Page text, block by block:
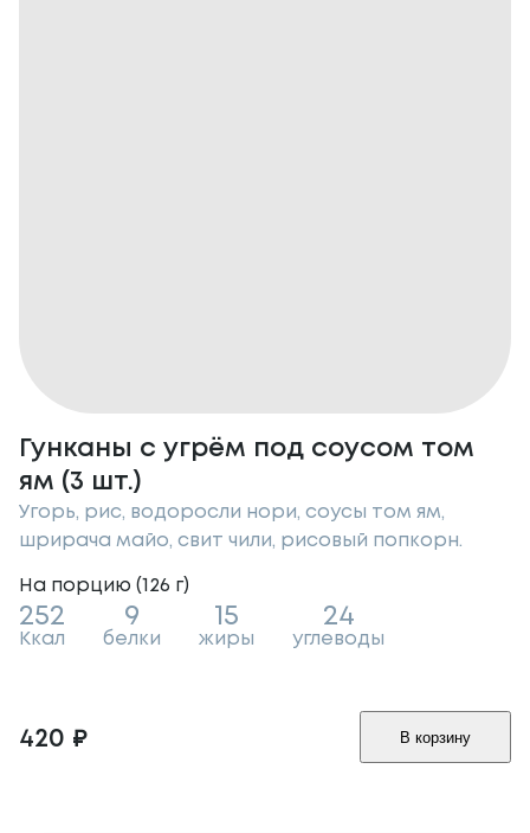
Гунканы с угрём под соусом том
ям (3 шт.)
Угорь, рис, водоросли нори, соусы том ям,
шрирача майо, свит чили, рисовый попкорн.
На порцию (126 г)
252
Ккал
9
белки
15
жиры
24
углеводы
420 ₽ В корзину